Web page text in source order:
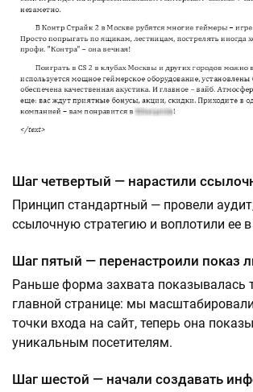
Шаг четвертый — нарастили
Принцип стандартный — провели
ссылочную стратегию и воплотили ее
Шаг пятый — перенастроили показ
Раньше форма захвата показывалась
главной странице: мы
точки входа на сайт, теперь она
уникальным посетителям.
Шаг шестой — начали создавать